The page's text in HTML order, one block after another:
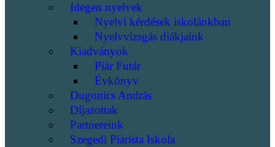
Idegen nyelvek
Nyelvi kérdések iskolánkban
Nyelvvizsgás diákjaink
Kiadványok
Piár Futár
Évkönyv
Dugonics András
Díjazottak
Partnereink
Szegedi Piarista Iskola